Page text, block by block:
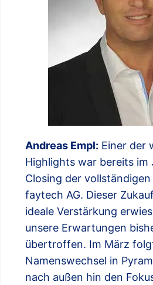
Andreas Empl: Einer der
Highlights war bereits im
Closing der
faytech AG. Dieser
ideale Verstärkung
unsere Erwartungen
übertroffen. Im März
Namenswechsel in
nach außen hin den